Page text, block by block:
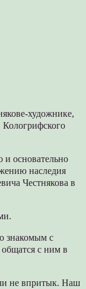
художнике,
и основательно
наследия
Честнякова в
знакомым с
с ним в
не впритык. Наш